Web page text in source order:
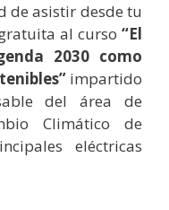
de asistir desde tu
al curso “El
2030 como
impartido
del área de
Climático de
eléctricas